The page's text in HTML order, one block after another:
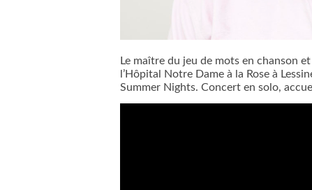
Le maître du jeu de mots en chanson
l’Hôpital Notre Dame à la Rose à
Summer Nights. Concert en solo,